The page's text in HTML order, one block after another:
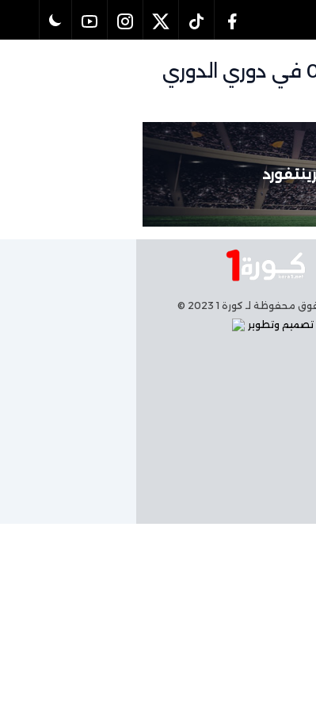
تفاصيل وموعد مباراة نيوكاسل يونايتد و برينتفورد بتاريخ 07/02/2026 في دوري الدوري
محفوظة لـ كورة 1 2023 ©
تصميم وتطوير